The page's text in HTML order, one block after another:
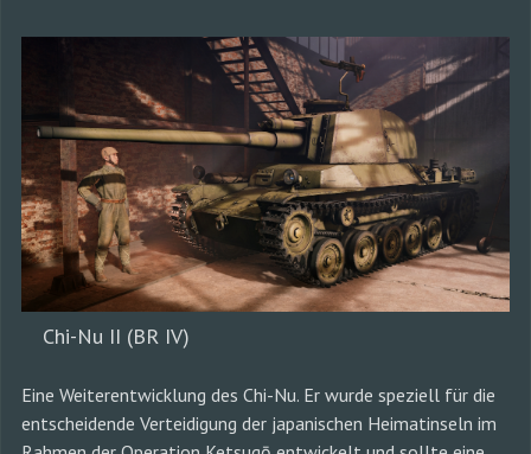
Chi-Nu II (BR IV)
Eine Weiterentwicklung des Chi-Nu. Er wurde speziell für die
entscheidende Verteidigung der japanischen Heimatinseln im